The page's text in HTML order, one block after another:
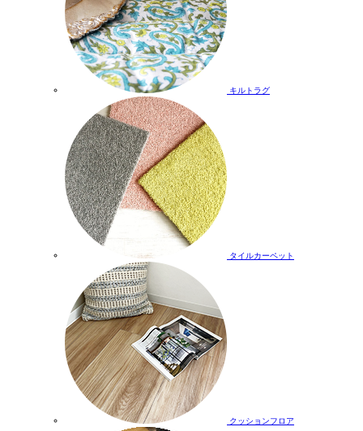
キルトラグ
タイルカーペット
クッションフロア